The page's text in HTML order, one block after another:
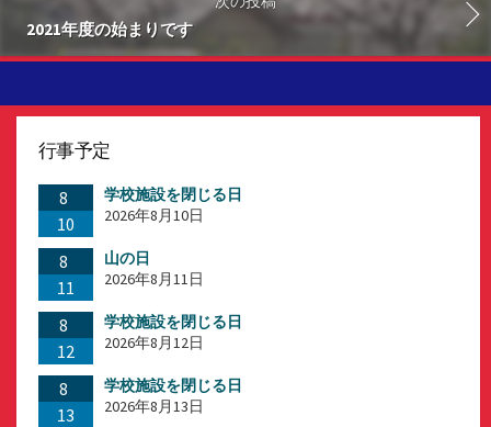
2021年度の始まりです
行事予定
8
10
学校施設を閉じる日
2026年8月10日
8
11
山の日
2026年8月11日
8
12
学校施設を閉じる日
2026年8月12日
8
13
学校施設を閉じる日
2026年8月13日